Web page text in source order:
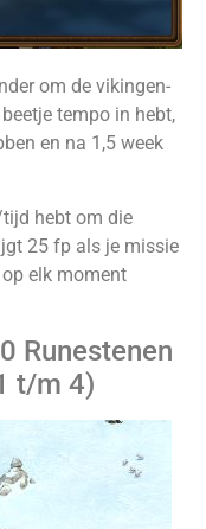
om de vikingen-
tempo in hebt,
en na 1,5 week
hebt om die
25 fp als je missie
elk moment
Runestenen
t/m 4)